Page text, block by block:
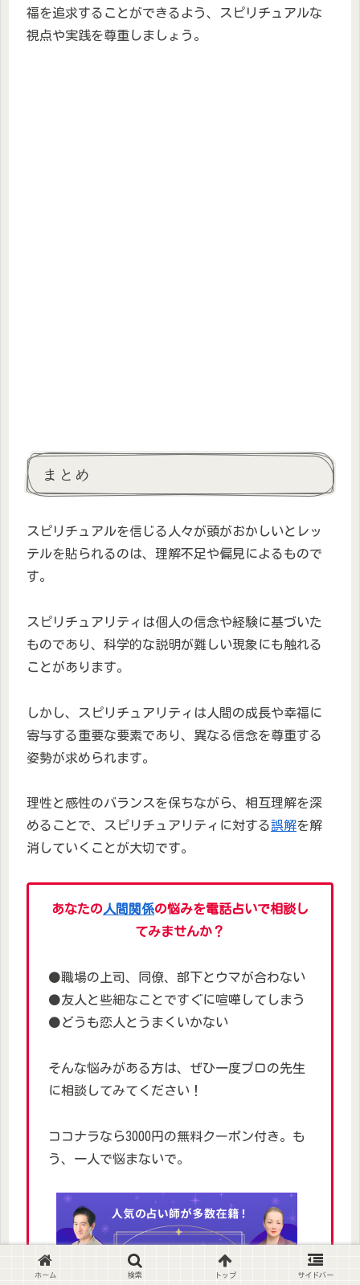
福を追求することができるよう、スピリチュアルな
視点や実践を尊重しましょう。
まとめ
スピリチュアルを信じる人々が頭がおかしいとレッ
テルを貼られるのは、理解不足や偏見によるもので
す。
スピリチュアリティは個人の信念や経験に基づいた
ものであり、科学的な説明が難しい現象にも触れる
ことがあります。
しかし、スピリチュアリティは人間の成長や幸福に
寄与する重要な要素であり、異なる信念を尊重する
姿勢が求められます。
理性と感性のバランスを保ちながら、相互理解を深
めることで、スピリチュアリティに対する誤解を解
消していくことが大切です。
あなたの人間関係の悩みを電話占いで相談し
てみませんか？
⚫職場の上司、同僚、部下とウマが合わない
⚫友人と些細なことですぐに喧嘩してしまう
⚫どうも恋人とうまくいかない
そんな悩みがある方は、ぜひ一度プロの先生
に相談してみてください！
ココナラなら3000円の無料クーポン付き。も
う、一人で悩まないで。
ホーム 検索 トップ サイドバー